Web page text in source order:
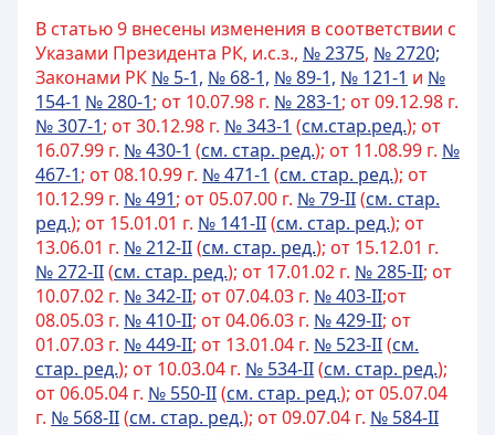
В статью 9 внесены изменения в соответствии с
Указами Президента РК, и.с.з., № 2375, № 2720;
Законами РК № 5-1, № 68-1, № 89-1, № 121-1 и №
154-1 № 280-1; от 10.07.98 г. № 283-1; от 09.12.98 г.
№ 307-1; от 30.12.98 г. № 343-1 (см.стар.ред.); от
16.07.99 г. № 430-1 (см. стар. ред.); от 11.08.99 г. №
467-1; от 08.10.99 г. № 471-1 (см. стар. ред.); от
10.12.99 г. № 491; от 05.07.00 г. № 79-II(см. стар.
ред.); от 15.01.01 г. № 141-II(см. стар. ред.); от
13.06.01 г. № 212-II(см. стар. ред.); от 15.12.01 г.
№ 272-II(см. стар. ред.); от 17.01.02 г. № 285-II; от
10.07.02 г. № 342-II; от 07.04.03 г. № 403-II;от
08.05.03 г. №410-II; от 04.06.03 г. № 429-II; от
01.07.03 г. № 449-II; от 13.01.04 г. № 523-II(см.
стар. ред.); от 10.03.04 г. № 534-II(см. стар. ред.);
от 06.05.04 г. № 550-II(см. стар. ред.); от 05.07.04
г. № 568-II(см. стар. ред.); от 09.07.04 г. № 584-II